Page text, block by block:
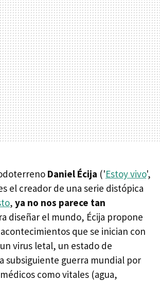
Daniel Écija ('Estoy vivo',
el creador de una serie distópica
, ya no nos parece tan
diseñar el mundo, Écija propone
que se inician con
virus letal, un estado de
subsiguiente guerra mundial por
como vitales (agua,